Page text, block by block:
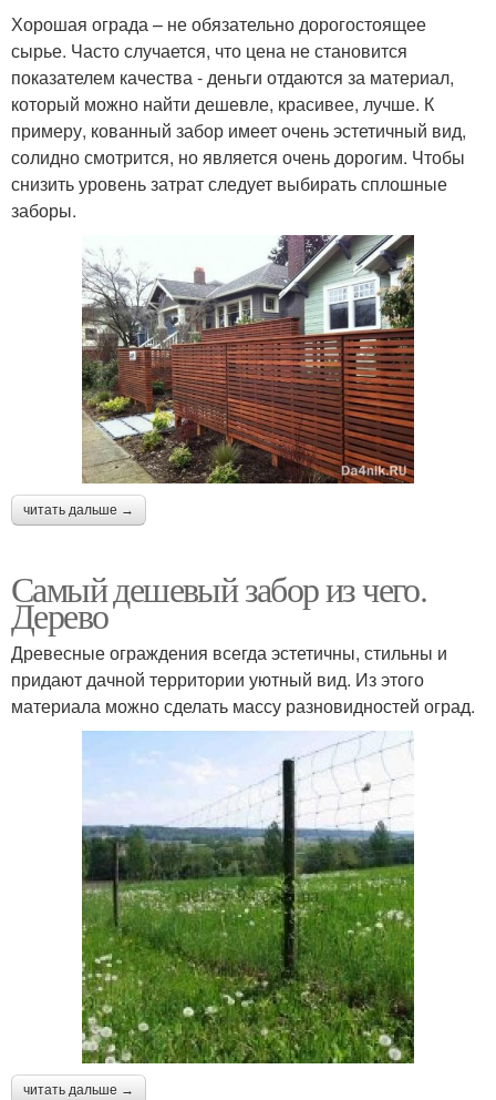
Хорошая ограда – не обязательно дорогостоящее
сырье. Часто случается, что цена не становится
показателем качества - деньги отдаются за материал,
который можно найти дешевле, красивее, лучше. К
примеру, кованный забор имеет очень эстетичный вид,
солидно смотрится, но является очень дорогим. Чтобы
снизить уровень затрат следует выбирать сплошные
заборы.
читать дальше →
Самый дешевый забор из чего.
Дерево
Древесные ограждения всегда эстетичны, стильны и
придают дачной территории уютный вид. Из этого
материала можно сделать массу разновидностей оград.
читать дальше →